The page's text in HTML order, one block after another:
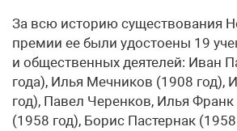
За всю историю существования
премии ее были удостоены 19
и общественных деятелей: Иван
года), Илья Мечников (1908 год),
год), Павел Черенков, Илья
(1958 год), Борис Пастернак